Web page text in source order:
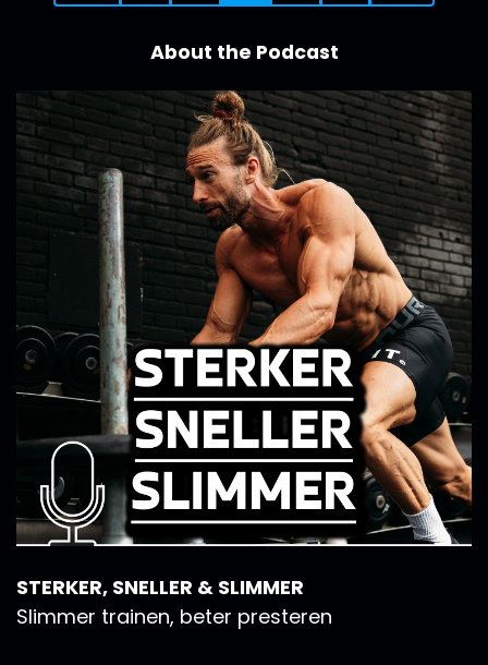
About the Podcast
STERKER, SNELLER & SLIMMER
Slimmer trainen, beter presteren